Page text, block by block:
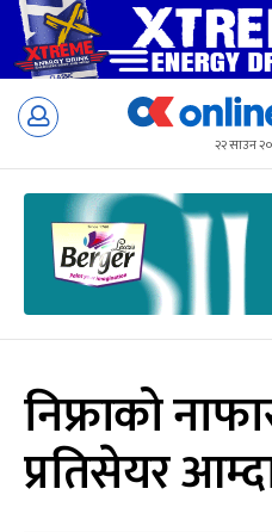
Skip
२२ साउन
निफ्राको
प्रतिसेयर